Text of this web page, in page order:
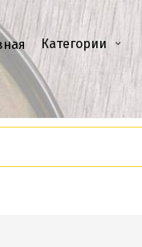
Категории